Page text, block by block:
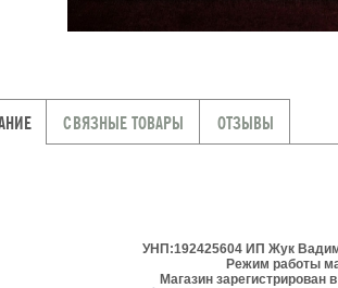
СВЯЗНЫЕ ТОВАРЫ ОТЗЫВЫ
УНП:192425604 ИП Жук
Режим работы
Магазин зарегистрирован